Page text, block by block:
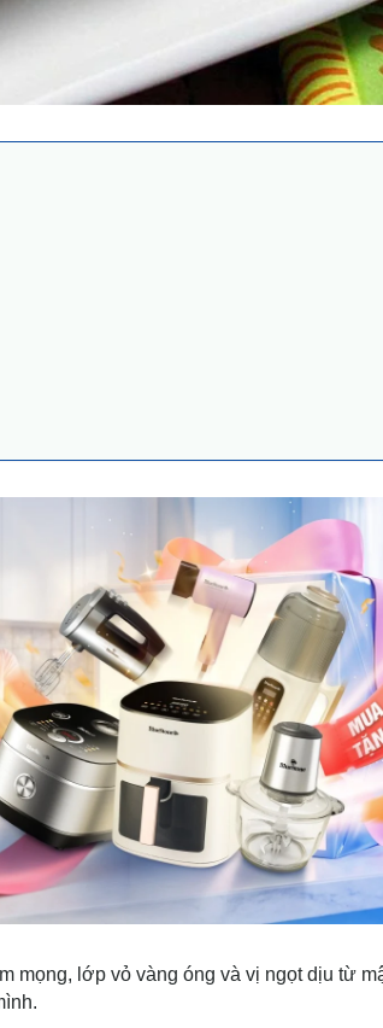
mọng, lớp vỏ vàng óng và vị ngọt dịu từ